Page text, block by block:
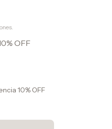
OFF
10% OFF